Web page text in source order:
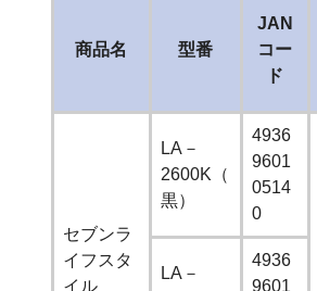
商品名 型番
JAN
コー
ド
セブンラ
イフスタ
イル
LA－
2600K（
黒）
4936
9601
0514
0
LA－
4936
9601